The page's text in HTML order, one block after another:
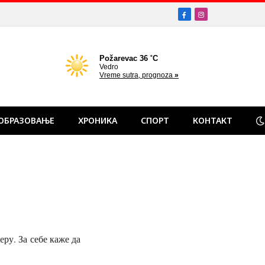
FacebookInstagram
ХРОНИКА СПОРТ КОНТАКТ
За себе каже да